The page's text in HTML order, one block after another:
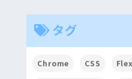
タグ
Chrome CSS